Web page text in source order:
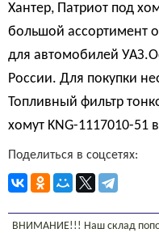
Хантер, Патриот под
большой ассортимент
для автомобилей
России. Для покупки
Топливный фильтр
хомут KNG-1117010-51
Поделиться в соцсетях:
ВНИМАНИЕ!!! Наш склад